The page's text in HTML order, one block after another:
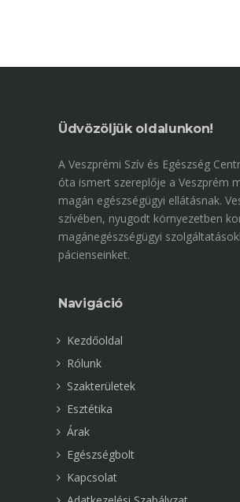
Üdvözöljük oldalunkon!
A Veszprémi Szív és Egészség
óta ismert szereplője a Veszprém
magán egészségügyi ellátásnak.
szívében, nyugodt környezetben
magánegészségügyi
pácienseinket.
Navigáció
Kezdőoldal
Rólunk
Szakterületek
Esztétika
Árak
Egészségbolt
Kapcsolat